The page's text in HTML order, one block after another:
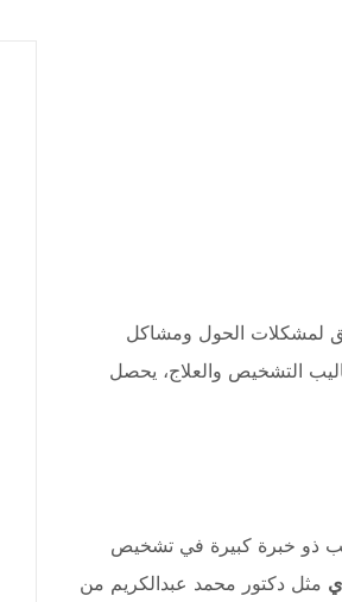
لمشكلات الحول ومشاكل
التشخيص والعلاج، يحصل
ذو خبرة كبيرة في تشخيص
مثل دكتور محمد عبدالكريم من